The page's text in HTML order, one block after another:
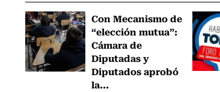
Con Mecanismo de
“elección mutua”:
Cámara de
Diputadas y
Diputados aprobó
la...